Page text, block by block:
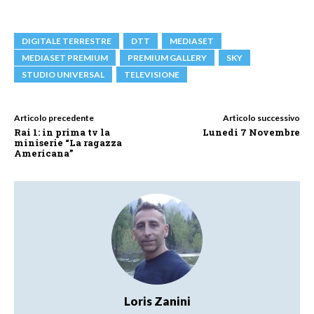
DIGITALE TERRESTRE DTT
MEDIASET
MEDIASET PREMIUM
PREMIUM GALLERY
SKY
STUDIO UNIVERSAL
TELEVISIONE
Articolo precedente
Rai 1: in prima tv la
miniserie “La ragazza
Americana”
Articolo successivo
Lunedi 7 Novembre
Loris Zanini